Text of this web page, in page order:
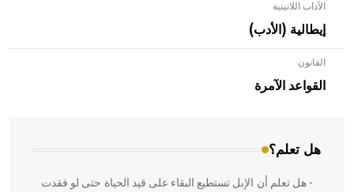
الآداب اللاتينية
إيطالية (الأدب)
القانون
القواعد الآمرة
هل تعلم؟
- هل تعلم أن الأبلق نوع من الفنون الهندسية التي ارتبطت
بالعمارة الإسلامية في بلاد الشام ومصر خاصة، حيث يحرص
المعمار على بناء مداميكه وخاصة في الواجهات
- هل تعلم أن الإبل تستطيع البقاء على قيد الحياة حتى لو فقدت